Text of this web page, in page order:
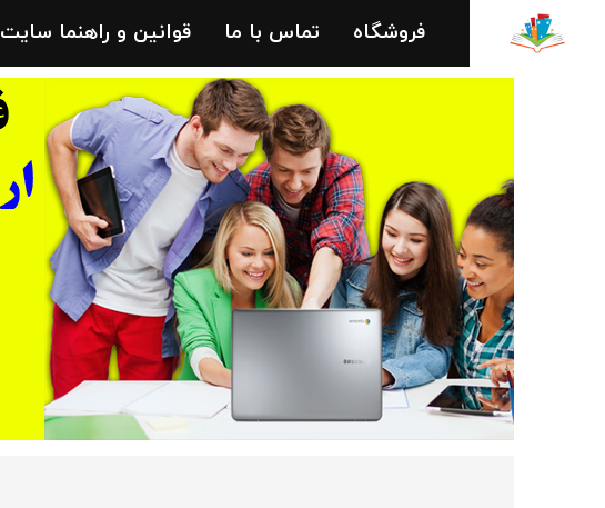
فروشگاه تماس با ما قوانین و راهنما سایت